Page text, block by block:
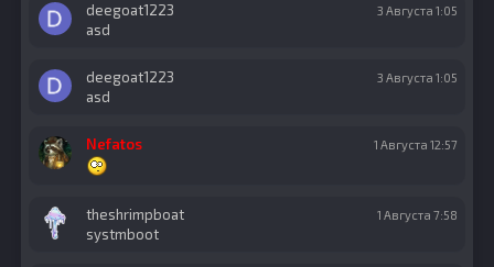
deegoat1223 3 Августа 1:05
asd
deegoat1223 3 Августа 1:05
asd
Nefatos 1 Августа 12:57
theshrimpboat 1 Августа 7:58
systmboot